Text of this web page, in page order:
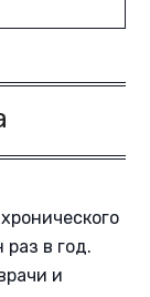
в год.
и